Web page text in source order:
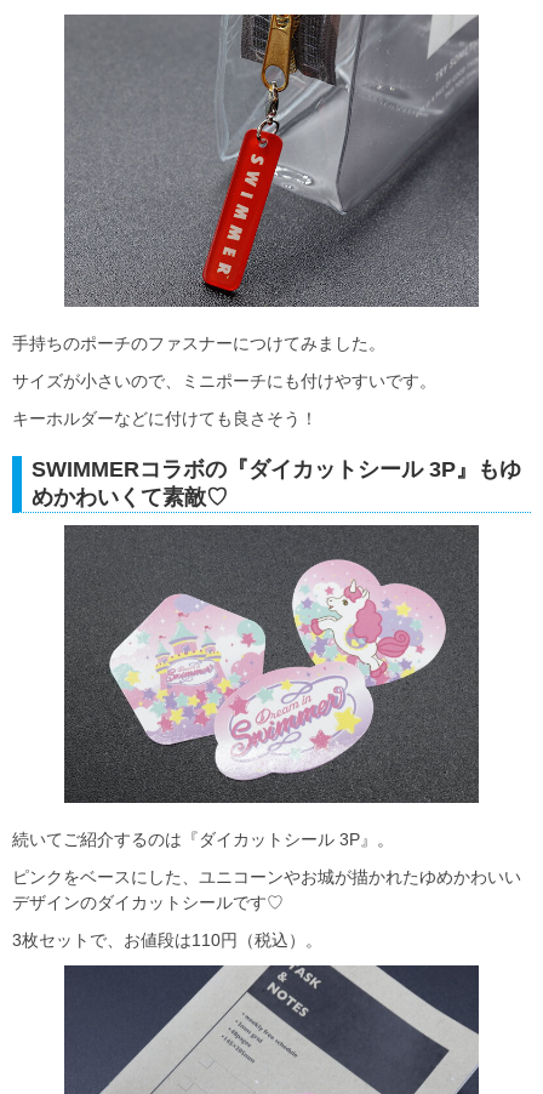
手持ちのポーチのファスナーにつけてみました。
サイズが小さいので、ミニポーチにも付けやすいです。
キーホルダーなどに付けても良さそう！
SWIMMERコラボの『ダイカットシール 3P』もゆ
めかわいくて素敵♡
続いてご紹介するのは『ダイカットシール 3P』。
ピンクをベースにした、ユニコーンやお城が描かれたゆめかわいい
デザインのダイカットシールです♡
3枚セットで、お値段は110円（税込）。